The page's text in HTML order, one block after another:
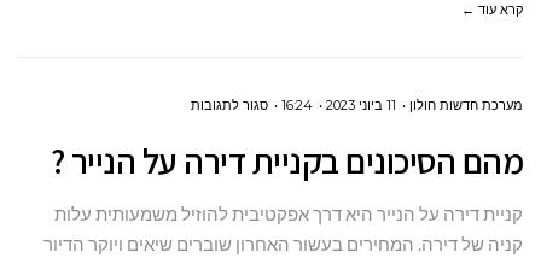
קרא עוד ←
מערכת חדשות חולון 11 ביוני 2023 16:24 סגור לתגובותעל
הסיכונים
בקניית
דירה
מהם הסיכונים בקניית דירה על הנייר ?
קניית דירה על הנייר היא דרך אפקטיבית להוזיל משמעותית עלות
קניה של דירה. המחירים בעשור האחרון שוברים שיאים ויוקר הדיור